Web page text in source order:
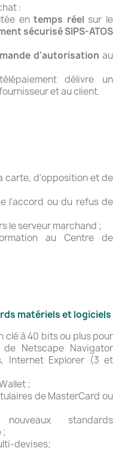
:
entemps réel sur le
sécurisé SIPS-ATOS
d'autorisation au
délivre un
et au client.
carte, d'opposition et de
l'accord ou du refus de
le serveur marchand ;
au Centre de
matériels et logiciels
clé à 40 bits ou plus pour
Netscape Navigator
Internet Explorer (3 et
;
de MasterCard ou
standards
;
devises;